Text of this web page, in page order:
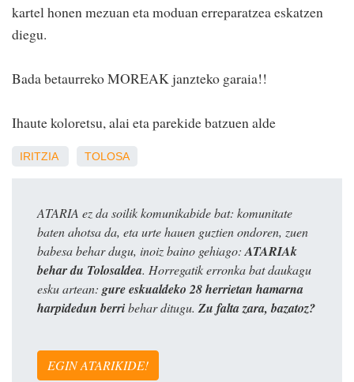
kartel honen mezuan eta moduan erreparatzea eskatzen
diegu.
Bada betaurreko MOREAK janzteko garaia!!
Ihaute koloretsu, alai eta parekide batzuen alde
IRITZIA TOLOSA
ATARIA ez da soilik komunikabide bat: komunitate
baten ahotsa da, eta urte hauen guztien ondoren, zuen
babesa behar dugu, inoiz baino gehiago: ATARIAk
behar du Tolosaldea. Horregatik erronka bat daukagu
esku artean: gure eskualdeko 28 herrietan hamarna
harpidedun berribehar ditugu. Zu falta zara, bazatoz?
EGIN ATARIKIDE!